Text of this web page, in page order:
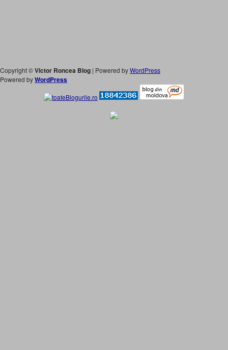
Copyright ©Victor Roncea Blog | Powered byWordPress
Powered byWordPress